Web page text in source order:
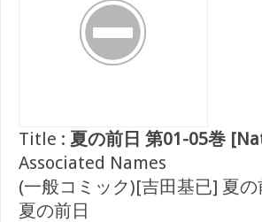
Title : 夏の前日 第01-05巻
Associated Names
(一般コミック)[吉田基已] 夏の
夏の前日